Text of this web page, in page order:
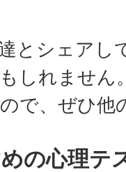
とシェアし
しれません
で、ぜひ
の心理テ